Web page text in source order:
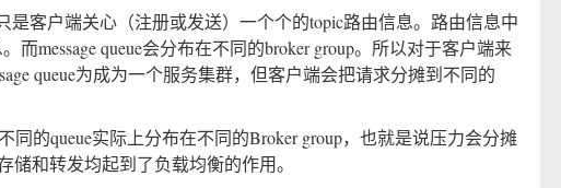
是客户端关心（注册或发送）一个个的topic路由信息。路由信息中
而message queue会分布在不同的broker group。所以对于客户端来
queue为成为一个服务集群，但客户端会把请求分摊到不同的
同的queue实际上分布在不同的Broker group，也就是说压力会分摊
储和转发均起到了负载均衡的作用。